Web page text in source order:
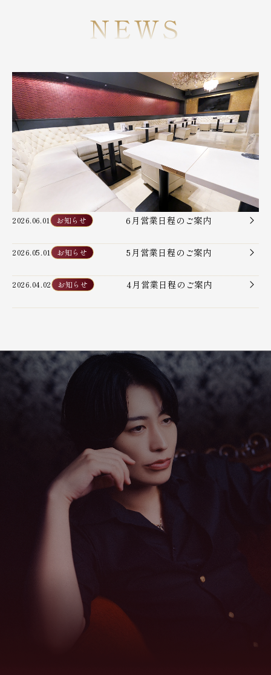
NEWS
2026.06.01 お知らせ 6月営業日程のご案内
2026.05.01 お知らせ 5月営業日程のご案内
2026.04.02 お知らせ 4月営業日程のご案内